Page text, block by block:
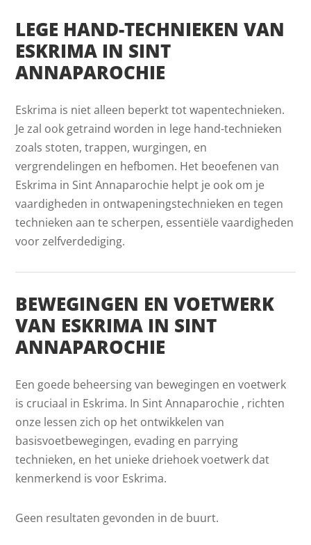
LEGE HAND-TECHNIEKEN VAN
ESKRIMA IN SINT
ANNAPAROCHIE
Eskrima is niet alleen beperkt tot wapentechnieken.
Je zal ook getraind worden in lege hand-technieken
zoals stoten, trappen, wurgingen, en
vergrendelingen en hefbomen. Het beoefenen van
Eskrima in Sint Annaparochie helpt je ook om je
vaardigheden in ontwapeningstechnieken en tegen
technieken aan te scherpen, essentiële vaardigheden
voor zelfverdediging.
BEWEGINGEN EN VOETWERK
VAN ESKRIMA IN SINT
ANNAPAROCHIE
Een goede beheersing van bewegingen en voetwerk
is cruciaal in Eskrima. In Sint Annaparochie , richten
onze lessen zich op het ontwikkelen van
basisvoetbewegingen, evading en parrying
technieken, en het unieke driehoek voetwerk dat
kenmerkend is voor Eskrima.
Geen resultaten gevonden in de buurt.